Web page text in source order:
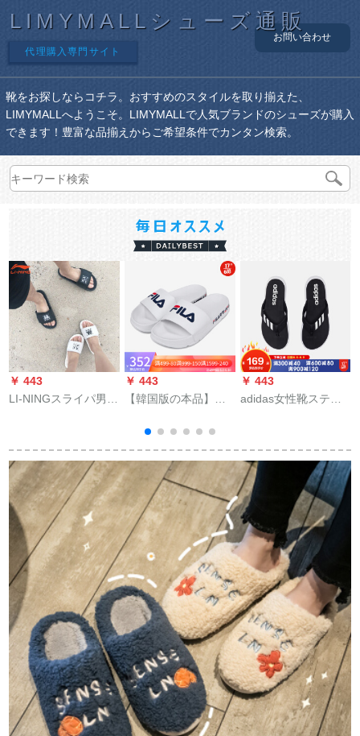
LIMYMALLシューズ通販
代理購入専門サイト
お問い合わせ
靴をお探しならコチラ。おすすめのスタイルを取り揃えた、
LIMYMALLへようこそ。LIMYMALLで人気ブランドのシューズが購入
できます！豊富な品揃えからご希望条件でカンタン検索。
￥ 443
LI-NINGスライパ男性
ル軽便ダンプバーク
ベース黒42
￥ 443
【韓国版の本品】
男女同型フュージョ
ン厚い底のビィーブ
ーツ白230
￥ 443
adidas女性靴スティ
FLOP人字牽引カジュ
アブーツEG 20691号
黒+明るい白43